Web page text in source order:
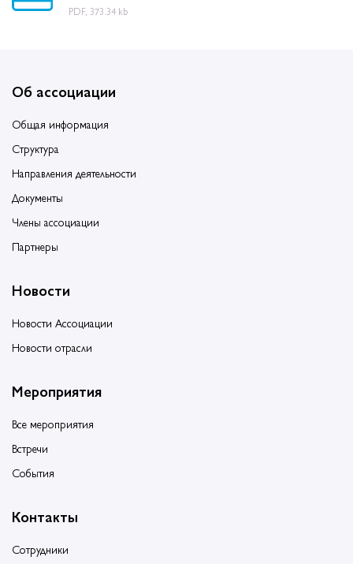
PDF, 373.34 kb
Об ассоциации
Общая информация
Структура
Направления деятельности
Документы
Члены ассоциации
Партнеры
Новости
Новости Ассоциации
Новости отрасли
Мероприятия
Все мероприятия
Встречи
События
Контакты
Сотрудники